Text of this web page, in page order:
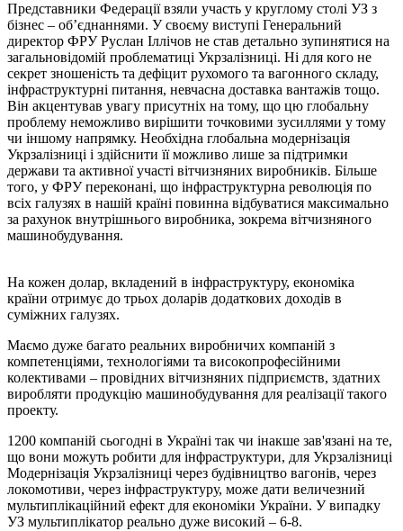
Представники Федерації взяли участь у круглому столі УЗ з
бізнес – об’єднаннями. У своєму виступі Генеральний
директор ФРУ Руслан Іллічов не став детально зупинятися на
загальновідомій проблематиці Укрзалізниці. Ні для кого не
секрет зношеність та дефіцит рухомого та вагонного складу,
інфраструктурні питання, невчасна доставка вантажів тощо.
Він акцентував увагу присутніх на тому, що цю глобальну
проблему неможливо вирішити точковими зусиллями у тому
чи іншому напрямку. Необхідна глобальна модернізація
Укрзалізниці і здійснити її можливо лише за підтримки
держави та активної участі вітчизняних виробників. Більше
того, у ФРУ переконані, що інфраструктурна революція по
всіх галузях в нашій країні повинна відбуватися максимально
за рахунок внутрішнього виробника, зокрема вітчизняного
машинобудування.
На кожен долар, вкладений в інфраструктуру, економіка
країни отримує до трьох доларів додаткових доходів в
суміжних галузях.
Маємо дуже багато реальних виробничих компаній з
компетенціями, технологіями та високопрофесійними
колективами – провідних вітчизняних підприємств, здатних
виробляти продукцію машинобудування для реалізації такого
проекту.
1200 компаній сьогодні в Україні так чи інакше зав'язані на те,
що вони можуть робити для інфраструктури, для Укрзалізниці
Модернізація Укрзалізниці через будівництво вагонів, через
локомотиви, через інфраструктуру, може дати величезний
мультиплікаційний ефект для економіки України. У випадку
УЗ мультиплікатор реально дуже високий – 6-8.